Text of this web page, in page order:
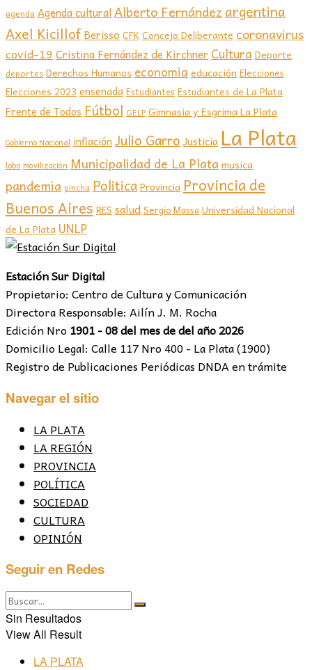
agenda Agenda culturalAlberto Fernández argentina
Axel Kicillof Berisso CFKConcejo Deliberante coronavirus
covid-19 Cristina Fernández de Kirchner Cultura Deporte
deportes Derechos Humanos economia educación Elecciones
Elecciones 2023 ensenada Estudiantes Estudiantes de La Plata
Frente de Todos Fútbol GELP Gimnasia y Esgrima La Plata
Gobierno Nacional inflación Julio Garro Justicia La Plata
lobo movilización Municipalidad de La Plata musica
pandemia pincha PoliticaProvincia Provincia de
Buenos Aires RES saludSergio MassaUniversidad Nacional
de La Plata UNLP
Estación Sur Digital
Propietario: Centro de Cultura y Comunicación
Directora Responsable: Ailín J. M. Rocha
Edición Nro 1901 - 08 del mes de del año 2026
Domicilio Legal: Calle 117 Nro 400 - La Plata (1900)
Registro de Publicaciones Periódicas DNDA en trámite
Navegar el sitio
LA PLATA
LA REGIÓN
PROVINCIA
POLÍTICA
SOCIEDAD
CULTURA
OPINIÓN
Seguir en Redes
Sin Resultados
View All Result
LA PLATA